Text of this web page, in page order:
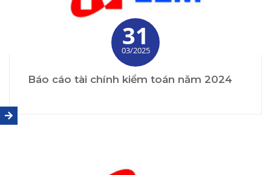
31
03/2025
Báo cáo tài chính kiểm toán năm 2024